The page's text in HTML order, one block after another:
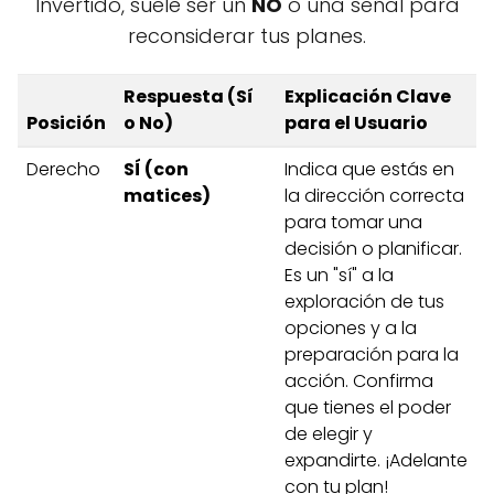
reconsiderar tus planes.
Posición
Respuesta (Sí
o No)
Explicación Clave
para el Usuario
Derecho
SÍ (con
matices)
Indica que estás en
la dirección correcta
para tomar una
decisión o planificar.
Es un "sí" a la
exploración de tus
opciones y a la
preparación para la
acción. Confirma
que tienes el poder
de elegir y
expandirte. ¡Adelante
con tu plan!